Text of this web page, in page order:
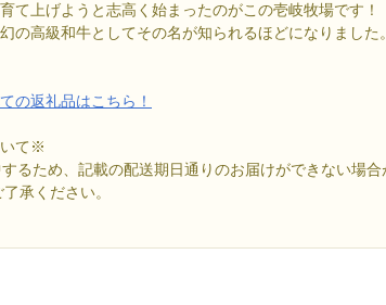
て上げようと志高く始まったのがこの壱岐牧場です！
の高級和牛としてその名が知られるほどになりました。
の返礼品はこちら！
て※
るため、記載の配送期日通りのお届けができない場合
承ください。